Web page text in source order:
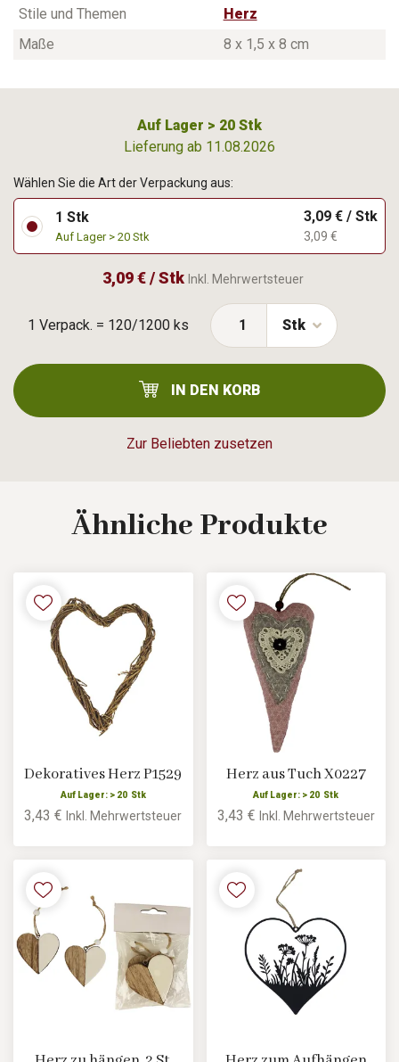
Stile und Themen
Herz
Maße
8 x 1,5 x 8 cm
Auf Lager > 20 Stk
Lieferung ab 11.08.2026
1 Verpack. = 120/1200 ks
Zur Beliebten zusetzen
Wählen Sie die Art der Verpackung aus:
1 Stk
Auf Lager > 20 Stk
3,09 € / Stk
3,09 €
3,09 € / Stk Inkl. Mehrwertsteuer
Stk
IN DEN KORB
Ähnliche Produkte
Dekoratives Herz P1529
Auf Lager: > 20 Stk
3,43 €Inkl. Mehrwertsteuer
Herz aus Tuch X0227
Auf Lager: > 20 Stk
3,43 € Inkl. Mehrwertsteuer